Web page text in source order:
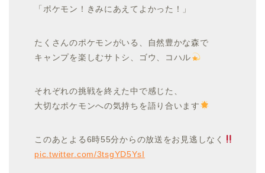
「ポケモン！きみにあえてよかった！」
たくさんのポケモンがいる、自然豊かな森で
キャンプを楽しむサトシ、ゴウ、コハル
それぞれの挑戦を終えた中で感じた、
大切なポケモンへの気持ちを語り合います
このあとよる6時55分からの放送をお見逃しなく
pic.twitter.com/3tsgYD5YsI